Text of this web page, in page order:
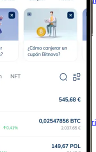
con transferencia